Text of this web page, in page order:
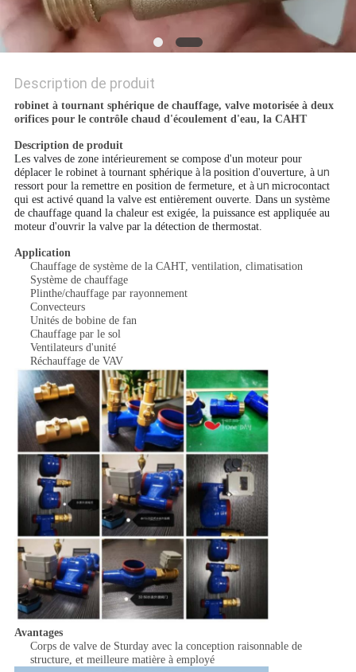
Description de produit
robinet à tournant sphérique de chauffage, valve motorisée à deux
orifices pour le contrôle chaud d'écoulement d'eau, la CAHT
Description de produit
Les valves de zone intérieurement se compose d'un moteur pour
déplacer le robinet à tournant sphérique àla position d'ouverture, àun
ressort pour la remettre en position de fermeture, et àun microcontact
qui est activé quand la valve est entièrement ouverte. Dans un système
de chauffage quand la chaleur est exigée, la puissance est appliquée au
moteur d'ouvrir la valve par la détection de thermostat.
Application
Chauffage de système de la CAHT, ventilation, climatisation
Système de chauffage
Plinthe/chauffage par rayonnement
Convecteurs
Unités de bobine de fan
Chauffage par le sol
Ventilateurs d'unité
Réchauffage de VAV
Avantages
Corps de valve de Sturday avec la conception raisonnable de
structure, et meilleure matière à employé